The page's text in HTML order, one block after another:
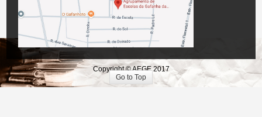
Copyright © AEGE 2017
Go to Top